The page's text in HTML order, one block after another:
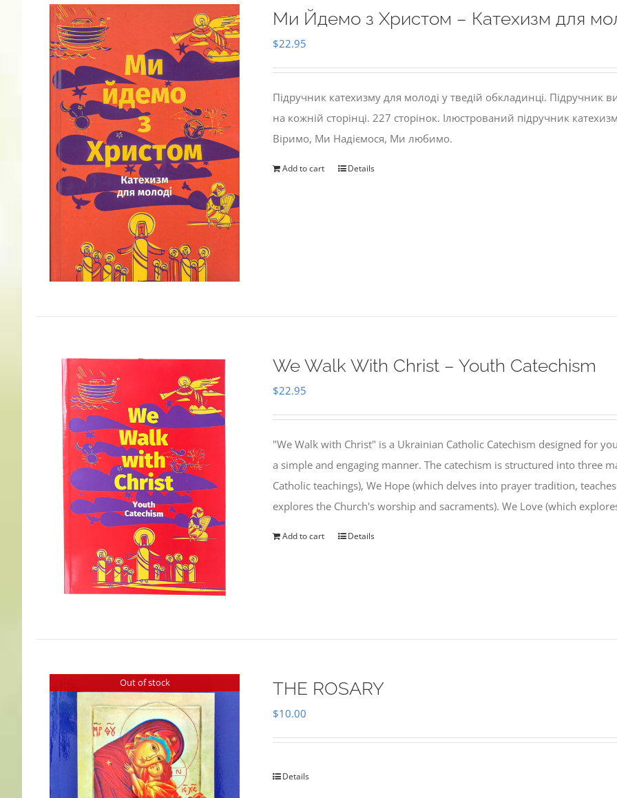
Ми Йдемо з Христом – Катехизм для
$22.95
Підручник катехизму для молоді у тведій обкладинці.
на кожній сторінці. 227 сторінок. Ілюстрований підручник
Віримо, Ми Надіємося, Ми любимо.
Add to cart Details
We Walk With Christ – Youth Catechism
$22.95
"We Walk with Christ" is a Ukrainian Catholic Catechism designed for
a simple and engaging manner. The catechism is structured into three
Catholic teachings), We Hope (which delves into prayer tradition,
explores the Church's worship and sacraments). We Love (which
Add to cart Details
Out of stock THE ROSARY
$10.00
Details